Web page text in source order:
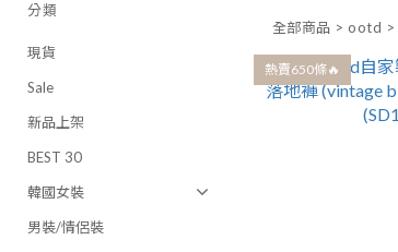
分類
現貨
Sale
新品上架
BEST 30
韓國女裝
男裝/情侶裝
全部商品 > ootd >
熱賣650條🔥